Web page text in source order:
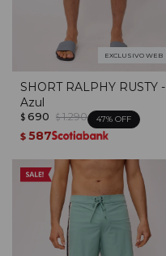
EXCLUSIVO WEB
SHORT RALPHY RUSTY -
Azul
$ 690 $ 1.290 47
$ 587